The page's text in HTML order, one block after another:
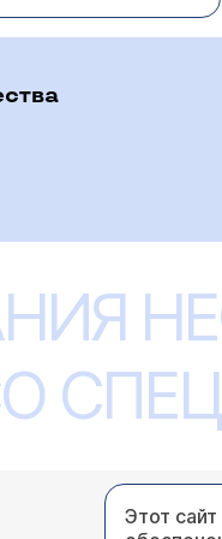
заболевании
упражнения на пресс можно
для
Этот